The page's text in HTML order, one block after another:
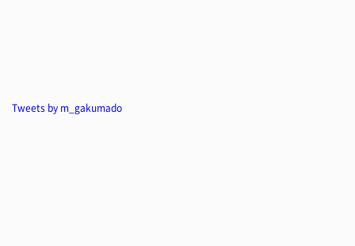
Tweets by m_gakumado